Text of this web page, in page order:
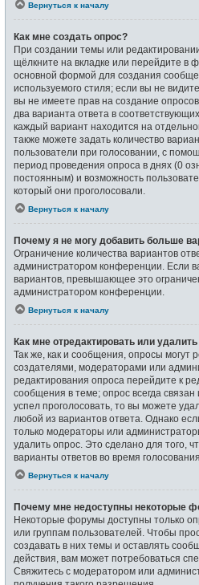
Вернуться к началу
Как мне создать опрос?
При создании темы или
щёлкните на вкладке или перейдите в
основной формой для создания
используемого стиля; если вы не
вы не имеете прав на создание
два варианта ответа в
каждый вариант находится на
также можете задать количество
пользователи при голосовании, с
период проведения опроса в днях (0
постоянным) и возможность
который они проголосовали.
Вернуться к началу
Почему я не могу добавить больше
Ограничение количества вариантов
администратором конференции. Если
вариантов, превышающее это
администратором конференции.
Вернуться к началу
Как мне отредактировать или
Так же, как и сообщения, опросы могут
создателями, модераторами или
редактирования опроса перейдите к
сообщения в теме; опрос всегда
успел проголосовать, то вы можете
любой из вариантов ответа. Однако
только модераторы или
удалить опрос. Это сделано для того,
варианты ответов во время голосования.
Вернуться к началу
Почему мне недоступны некоторые
Некоторые форумы доступны только
или группам пользователей. Чтобы
создавать в них темы и оставлять
действия, вам может потребоваться
Свяжитесь с модератором или